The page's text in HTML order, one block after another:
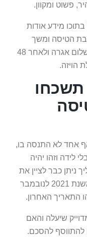
פשוט ומקוון.
מידע אודות
הטיסה ומשך
הטיול. לאחר מילוי הטופס תדרשו בתשלום אגרה ולאחר 48
הויזה.
אחד לא התנסה בו,
לידה וזהו יהיה
ניתן כבר לציין את
דחיית מועד כניסתו לתוקף של הויזה משנת 2021 לנובמבר
שיעלה והאם
להתווסף להסכם.